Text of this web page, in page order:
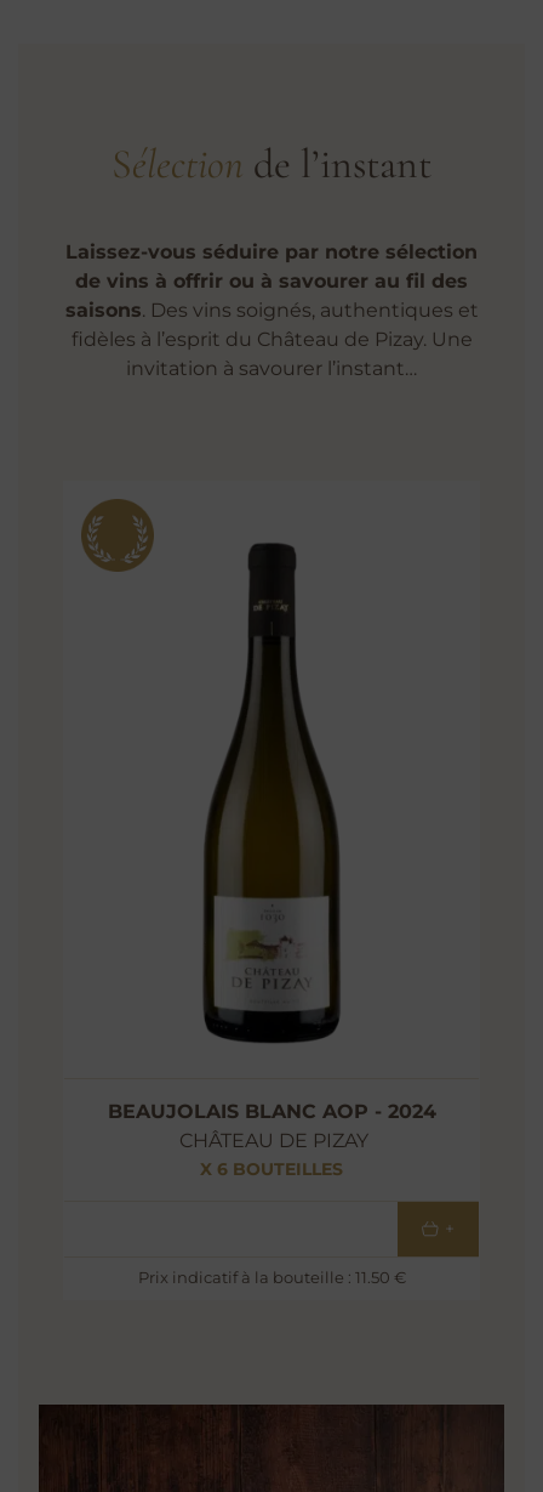
Sélection de l’instant
Laissez-vous séduire par notre sélection
de vins à offrir ou à savourer au fil des
saisons. Des vins soignés, authentiques et
fidèles à l’esprit du Château de Pizay. Une
invitation à savourer l’instant…
BEAUJOLAIS BLANC AOP - 2024
CHÂTEAU DE PIZAY
X 6 BOUTEILLES
69
+
Prix indicatif à la bouteille : 11.50 €